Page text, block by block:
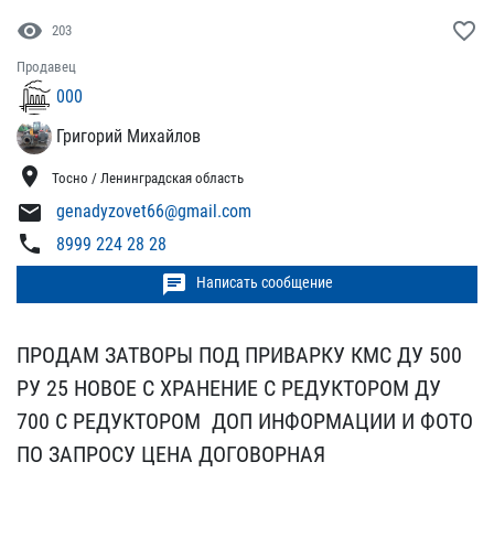
visibility 203 favorite_border
Продавец
000
Григорий Михайлов
location_on Тосно / Ленинградская область
mail genadyzovet66@gmail.com
phone 8999 224 28 28
chat Написать сообщение
ПРОДАМ ЗАТВОРЫ ПОД ПРИВА​РКУ КМС ДУ 500
РУ 25 НОВ​ОЕ С ХРАНЕНИЕ С РЕДУКТОР​ОМ ДУ
700 С РЕДУКТОРОМ ​ ДОП ИНФОРМАЦИИ И ФОТО
П​О ЗАПРОСУ ЦЕНА ДОГОВОРНА​Я